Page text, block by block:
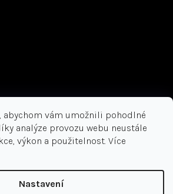
abychom vám umožnili pohodlné
analýze provozu webu neustále
výkon a použitelnost. Více
Nastavení
. Všechna práva vyhrazena.